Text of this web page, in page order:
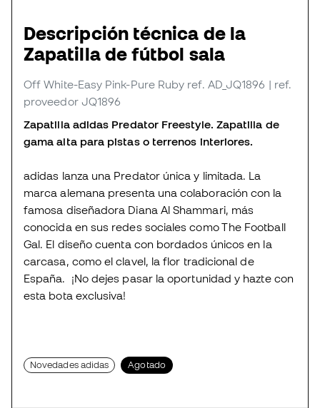
Descripción técnica de la
Zapatilla de fútbol sala
Off White-Easy Pink-Pure Ruby ref. AD_JQ1896 | ref.
proveedor JQ1896
Zapatilla adidas Predator Freestyle. Zapatilla de
gama alta para pistas o terrenos interiores.
adidas lanza una Predator única y limitada. La
marca alemana presenta una colaboración con la
famosa diseñadora Diana Al Shammari, más
conocida en sus redes sociales como The Football
Gal. El diseño cuenta con bordados únicos en la
carcasa, como el clavel, la flor tradicional de
España. ¡No dejes pasar la oportunidad y hazte con
esta bota exclusiva!
Novedades adidas Agotado